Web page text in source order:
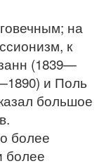
на
к
(1839—
и Поль
большое
более
более